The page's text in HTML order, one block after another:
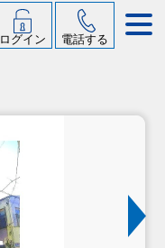
ログイン 電話する